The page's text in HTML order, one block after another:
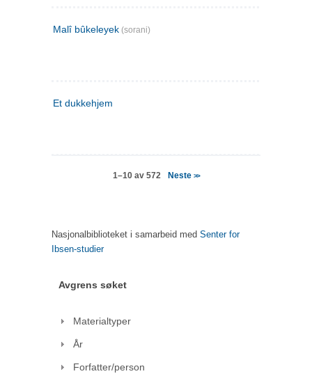
Malî bûkeleyek (sorani)
Et dukkehjem
1–10 av 572 Neste >>
Nasjonalbiblioteket i samarbeid med Senter for
Ibsen-studier
Avgrens søket
Materialtyper
År
Forfatter/person